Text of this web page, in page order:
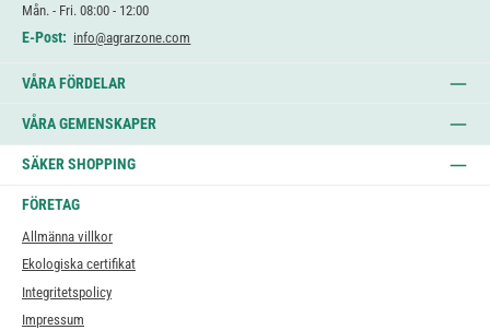
Mån. - Fri. 08:00 - 12:00
E-Post: info@agrarzone.com
VÅRA FÖRDELAR
VÅRA GEMENSKAPER
SÄKER SHOPPING
FÖRETAG
Allmänna villkor
Ekologiska certifikat
Integritetspolicy
Impressum